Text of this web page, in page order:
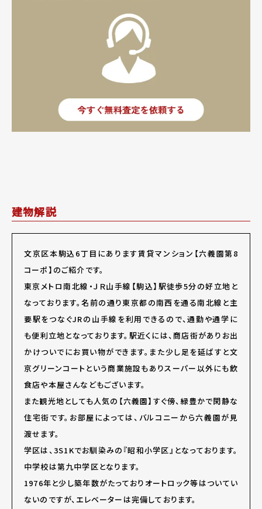
建物解説
文京区本駒込6丁目にあります賃貸マンション【六義園第8
コーポ】のご紹介です。
東京メトロ南北線・ＪＲ山手線【駒込】駅徒歩5分の好立地と
なっております。名前の通り東京都の南西を通る南北線と主
要駅をつなぐJRの山手線を利用できるので、通勤や通学に
も便利立地となっております。駅近くには、商店街がありお出
かけついでにお買い物ができます。また少し足を延ばすと文
京グリーンコートという商業施設もありスーパー以外にも飲
食店や本屋さんなどもございます。
また観光地としても人気の【六義園】すぐ傍、緑豊かで閑静な
住宅街です。お部屋によっては、バルコニーから六義園が見
渡せます。
学区は、3S1Kでお馴染みの『昭和小学区』となっております。
中学校は第九中学区となります。
1976年と少し築年数がたっておりオートロック等はついてい
ないのですが、エレベーターは完備しております。